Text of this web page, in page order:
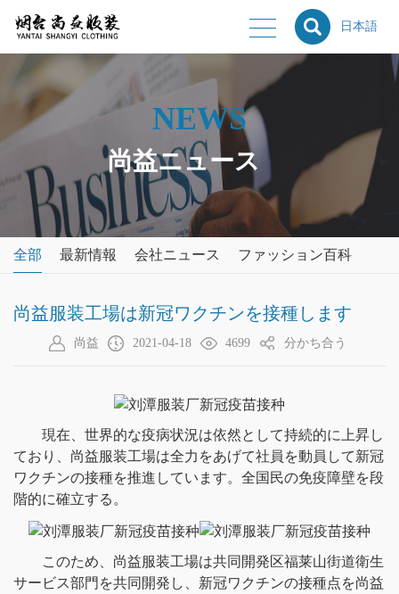
日本語
NEWS
尚益ニュース
全部 最新情報 会社ニュース ファッション百科
尚益服装工場は新冠ワクチンを接種します
尚益 2021-04-18 4699 分かち合う
現在、世界的な疫病状況は依然として持続的に上昇し
ており、尚益服装工場は全力をあげて社員を動員して新冠
ワクチンの接種を推進しています。全国民の免疫障壁を段
階的に確立する。
このため、尚益服装工場は共同開発区福莱山街道衛生
サービス部門を共同開発し、新冠ワクチンの接種点を尚益